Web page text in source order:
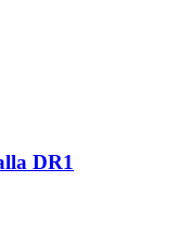
DR1